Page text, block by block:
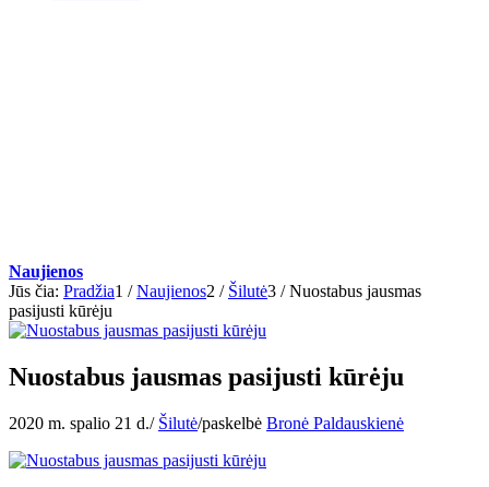
Naujienos
Jūs čia: Pradžia1 / Naujienos2 / Šilutė3 / Nuostabus jausmas
pasijusti kūrėju
Nuostabus jausmas pasijusti kūrėju
2020 m. spalio 21 d./ Šilutė/paskelbė Bronė Paldauskienė